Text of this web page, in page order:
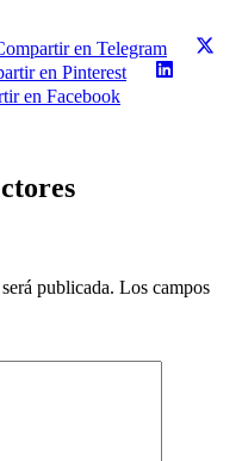
en Telegram
en Pinterest
en Facebook
publicada. Los campos